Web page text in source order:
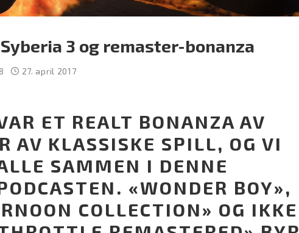
Syberia 3 og remaster-bonanza
27. april 2017
ET REALT BONANZA AV
AV KLASSISKE SPILL, OG VI
SAMMEN I DENNE
«WONDER BOY»,
COLLECTION» OG IKKE